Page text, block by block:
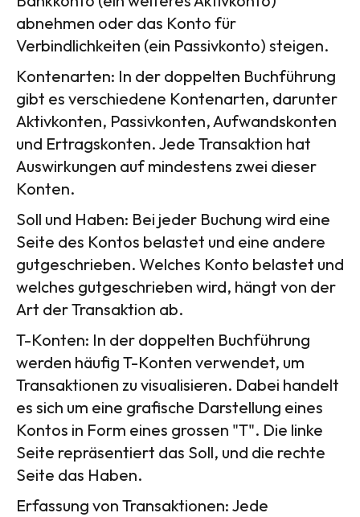
abnehmen oder das Konto für
Verbindlichkeiten (ein Passivkonto) steigen.
Kontenarten: In der doppelten Buchführung
gibt es verschiedene Kontenarten, darunter
Aktivkonten, Passivkonten, Aufwandskonten
und Ertragskonten. Jede Transaktion hat
Auswirkungen auf mindestens zwei dieser
Konten.
Soll und Haben: Bei jeder Buchung wird eine
Seite des Kontos belastet und eine andere
gutgeschrieben. Welches Konto belastet und
welches gutgeschrieben wird, hängt von der
Art der Transaktion ab.
T-Konten: In der doppelten Buchführung
werden häufig T-Konten verwendet, um
Transaktionen zu visualisieren. Dabei handelt
es sich um eine grafische Darstellung eines
Kontos in Form eines grossen "T". Die linke
Seite repräsentiert das Soll, und die rechte
Seite das Haben.
Erfassung von Transaktionen: Jede